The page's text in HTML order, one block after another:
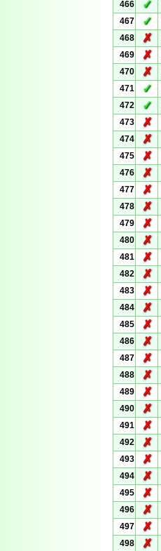
466
✓
467
✓
468
✗
469
✗
470
✗
471
✓
472
✓
473
✗
474
✗
475
✗
476
✗
477
✗
478
✗
479
✗
480
✗
481
✗
482
✗
483
✗
484
✗
485
✗
486
✗
487
✗
488
✗
489
✗
490
✗
491
✗
492
✗
493
✗
494
✗
495
✗
496
✗
497
✗
498
✗